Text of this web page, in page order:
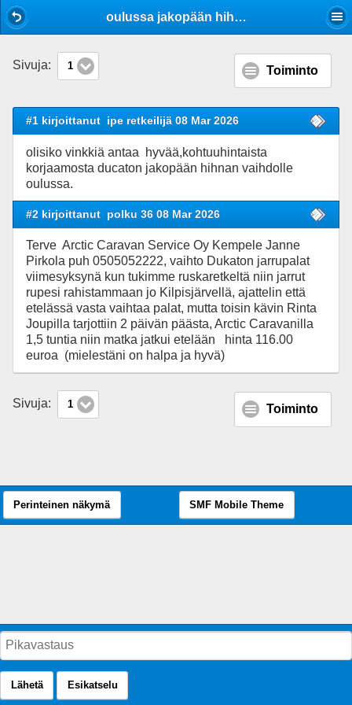
oulussa jakopään hihnan vaihto
Sivuja: 1 Toiminto
#1 kirjoittanut ipe retkeilijä 08 Mar 2026
olisiko vinkkiä antaa hyvää,kohtuuhintaista
korjaamosta ducaton jakopään hihnan vaihdolle
oulussa.
#2 kirjoittanut polku 36 08 Mar 2026
Terve Arctic Caravan Service Oy Kempele Janne
Pirkola puh 0505052222, vaihto Dukaton jarrupalat
viimesyksynä kun tukimme ruskaretkeltä niin jarrut
rupesi rahistammaan jo Kilpisjärvellä, ajattelin että
etelässä vasta vaihtaa palat, mutta toisin kävin Rinta
Joupilla tarjottiin 2 päivän päästa, Arctic Caravanilla
1,5 tuntia niin matka jatkui etelään hinta 116.00
euroa (mielestäni on halpa ja hyvä)
Sivuja: 1 Toiminto
Lähetä Esikatselu
Perinteinen näkymä SMF Mobile Theme